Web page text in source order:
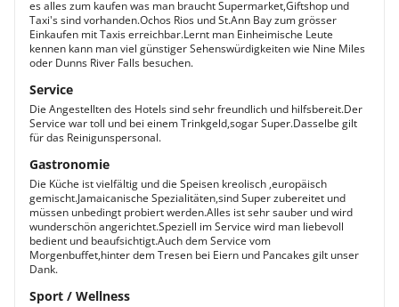
es alles zum kaufen was man braucht Supermarket,Giftshop und
Taxi's sind vorhanden.Ochos Rios und St.Ann Bay zum grösser
Einkaufen mit Taxis erreichbar.Lernt man Einheimische Leute
kennen kann man viel günstiger Sehenswürdigkeiten wie Nine Miles
oder Dunns River Falls besuchen.
Service
Die Angestellten des Hotels sind sehr freundlich und hilfsbereit.Der
Service war toll und bei einem Trinkgeld,sogar Super.Dasselbe gilt
für das Reinigunspersonal.
Gastronomie
Die Küche ist vielfältig und die Speisen kreolisch ,europäisch
gemischt.Jamaicanische Spezialitäten,sind Super zubereitet und
müssen unbedingt probiert werden.Alles ist sehr sauber und wird
wunderschön angerichtet.Speziell im Service wird man liebevoll
bedient und beaufsichtigt.Auch dem Service vom
Morgenbuffet,hinter dem Tresen bei Eiern und Pancakes gilt unser
Dank.
Sport / Wellness